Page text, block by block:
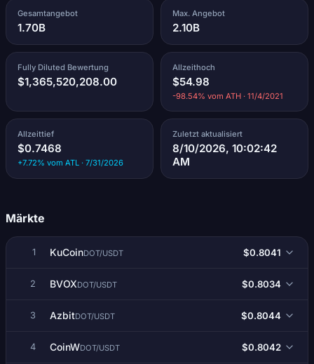
Gesamtangebot
1.70B
Max. Angebot
2.10B
Fully Diluted Bewertung
$1,365,520,208.00
Allzeithoch
$54.98
-98.54% vom ATH · 11/4/2021
Allzeittief
$0.7468
+7.72% vom ATL · 7/31/2026
Zuletzt aktualisiert
8/10/2026, 10:02:42
AM
Märkte
1 KuCoinDOT/USDT $0.8041
2 BVOXDOT/USDT $0.8034
3 AzbitDOT/USDT $0.8044
4 CoinWDOT/USDT $0.8042